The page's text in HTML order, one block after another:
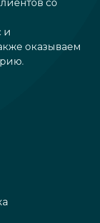
со
и
оказываем